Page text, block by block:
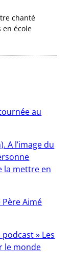
chanté
en école
au
A l’image du
la mettre en
Aimé
» Les
le monde